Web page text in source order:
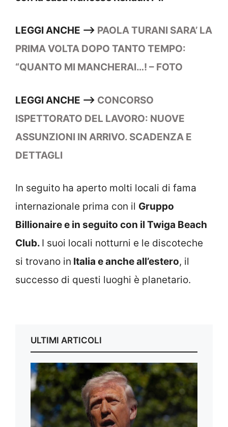
LEGGI ANCHE –> PAOLA TURANI SARA’ LA
PRIMA VOLTA DOPO TANTO TEMPO:
“QUANTO MI MANCHERAI…! – FOTO
LEGGI ANCHE –> CONCORSO
ISPETTORATO DEL LAVORO: NUOVE
ASSUNZIONI IN ARRIVO. SCADENZA E
DETTAGLI
In seguito ha aperto molti locali di fama
internazionale prima con il Gruppo
Billionaire e in seguito con il Twiga Beach
Club. I suoi locali notturni e le discoteche
si trovano in Italia e anche all’estero, il
successo di questi luoghi è planetario.
ULTIMI ARTICOLI